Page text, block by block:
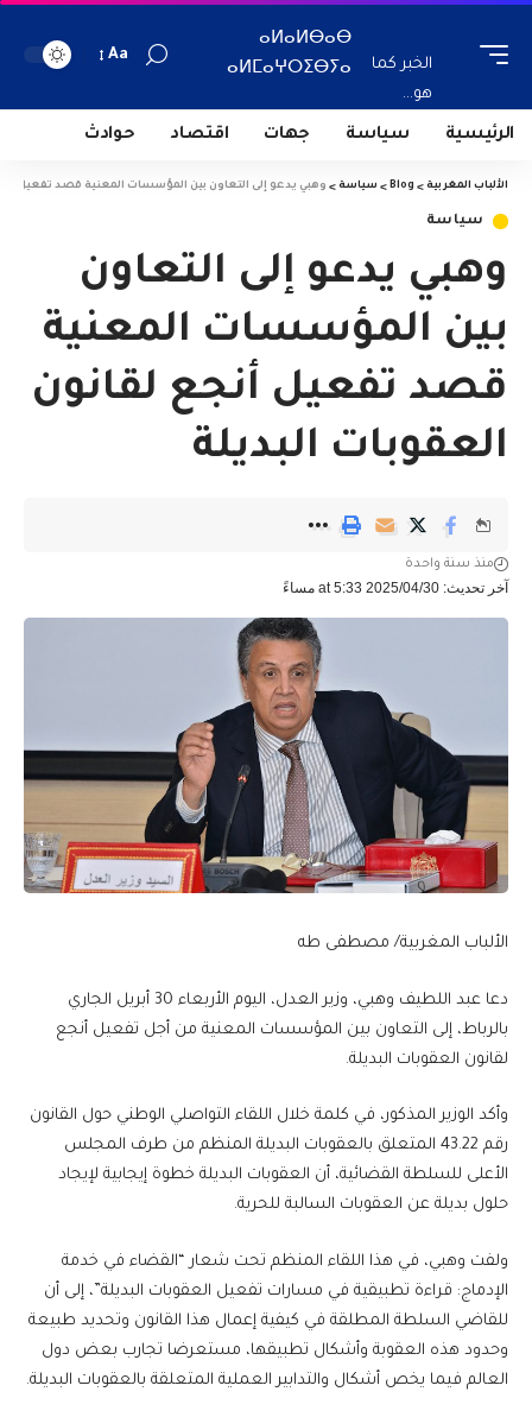
الخبر كما
هو...
ⴰⵍⴰⵍⴱⴰⴱ
ⴰⵍⵎⴰⵖⵔⵉⴱⵢⴰ
Aa
الرئيسية سياسة جهات اقتصاد حوادث
الألباب المغربية >
Blog
> سياسة > وهبي يدعو إلى التعاون بين المؤسسات المعنية قصد تفعيل
سياسة
وهبي يدعو إلى التعاون
بين المؤسسات المعنية
قصد تفعيل أنجع لقانون
العقوبات البديلة
آخر تحديث: 2025/04/30 at 5:33 مساءً
منذ سنة واحدة
الألباب المغربية/ مصطفى طه
دعا عبد اللطيف وهبي، وزير العدل، اليوم الأربعاء 30 أبريل الجاري
بالرباط، إلى التعاون بين المؤسسات المعنية من أجل تفعيل أنجع
لقانون العقوبات البديلة.
وأكد الوزير المذكور، في كلمة خلال اللقاء التواصلي الوطني حول القانون
رقم 43.22 المتعلق بالعقوبات البديلة المنظم من طرف المجلس
الأعلى للسلطة القضائية، أن العقوبات البديلة خطوة إيجابية لإيجاد
حلول بديلة عن العقوبات السالبة للحرية.
ولفت وهبي، في هذا اللقاء المنظم تحت شعار “القضاء في خدمة
الإدماج: قراءة تطبيقية في مسارات تفعيل العقوبات البديلة”، إلى أن
للقاضي السلطة المطلقة في كيفية إعمال هذا القانون وتحديد طبيعة
وحدود هذه العقوبة وأشكال تطبيقها، مستعرضا تجارب بعض دول
العالم فيما يخص أشكال والتدابير العملية المتعلقة بالعقوبات البديلة.